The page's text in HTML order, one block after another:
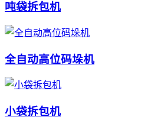
吨袋拆包机
全自动高位码垛机
小袋拆包机